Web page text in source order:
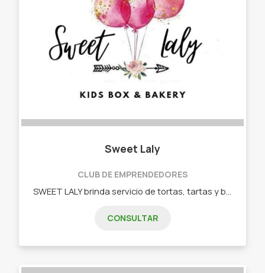
Sweet Laly
CLUB DE EMPRENDEDORES
CONSULTAR